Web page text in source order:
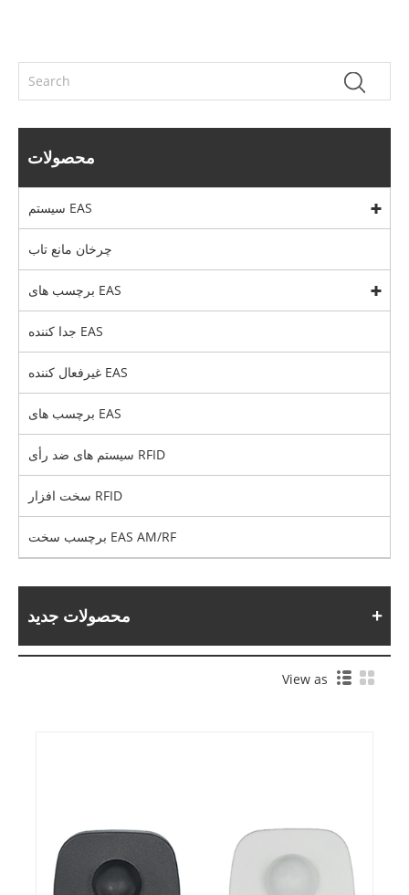
محصولات
سیستم EAS
چرخان مانع تاب
برچسب های EAS
جدا کننده EAS
غیرفعال کننده EAS
برچسب های EAS
سیستم های ضد رأی RFID
سخت افزار RFID
برچسب سخت EAS AM/RF
محصولات جدید
View as